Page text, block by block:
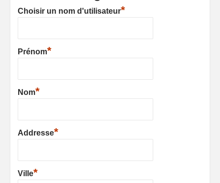
Choisir un nom d'utilisateur*
Prénom*
Nom*
Addresse*
Ville*